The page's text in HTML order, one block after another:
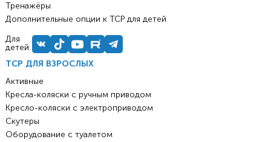
ТСР ДЛЯ ВЗРОСЛЫХ
Активные
Кресла-коляски с ручным приводом
Кресло-коляски с электроприводом
Скутеры
Оборудование с туалетом
Тренажёры
Дополнительные опции к ТСР для детей
Для
детей